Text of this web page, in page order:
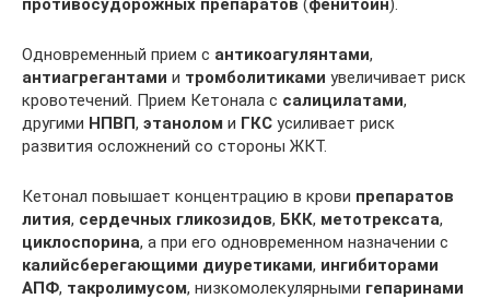
Одновременный прием с антикоагулянтами,
антиагрегантами и тромболитиками увеличивает риск
кровотечений. Прием Кетонала с салицилатами,
другими НПВП, этанолом и ГКС усиливает риск
развития осложнений со стороны ЖКТ.
Кетонал повышает концентрацию в крови препаратов
лития, сердечных гликозидов, БКК, метотрексата,
циклоспорина, а при его одновременном назначении с
калийсберегающими диуретиками, ингибиторами
АПФ, такролимусом, низкомолекулярными гепаринами